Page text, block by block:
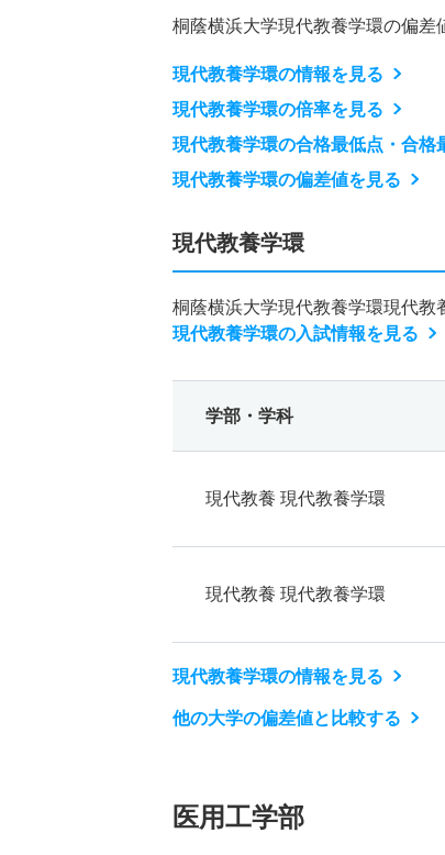
桐蔭横浜大学現代教養学環の偏差
現代教養学環の情報を見る
現代教養学環の倍率を見る
現代教養学環の合格最低点・合格
現代教養学環の偏差値を見る
現代教養学環
桐蔭横浜大学現代教養学環現代教
現代教養学環の入試情報を見る
学部・学科
現代教養 現代教養学環
現代教養 現代教養学環
現代教養学環の情報を見る
他の大学の偏差値と比較する
医用工学部